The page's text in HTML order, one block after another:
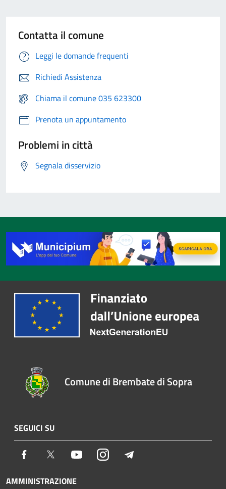
Contatta il comune
Leggi le domande frequenti
Richiedi Assistenza
Chiama il comune 035 623300
Prenota un appuntamento
Problemi in città
Segnala disservizio
Comune di Brembate di Sopra
SEGUICI SU
Facebook Twitter YoutubeInstagram
AMMINISTRAZIONE